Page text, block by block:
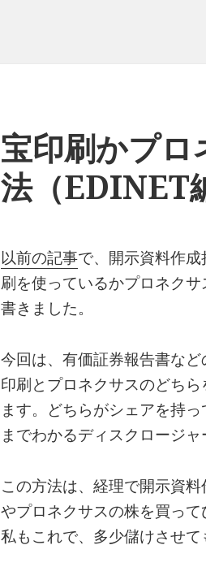
宝印刷かプ
法（EDINET
以前の記事で、開示資料作
刷を使っているかプロネク
書きました。
今回は、有価証券報告書な
印刷とプロネクサスのどち
ます。どちらがシェアを持
までわかるディスクロージ
この方法は、経理で開示資
やプロネクサスの株を買って
私もこれで、多少儲けさせ